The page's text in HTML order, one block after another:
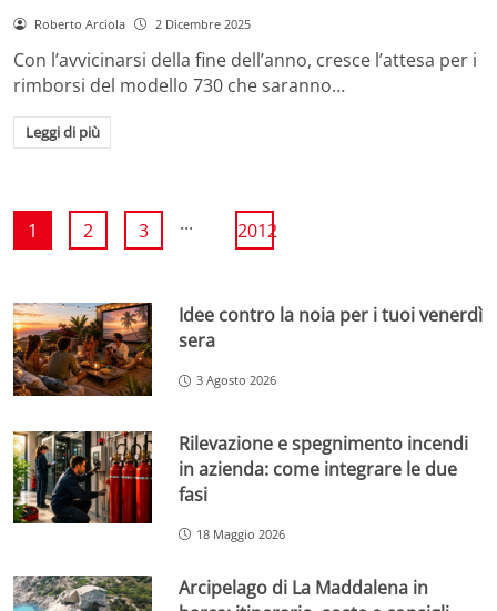
Roberto Arciola 2 Dicembre 2025
Con l’avvicinarsi della fine dell’anno, cresce l’attesa per i
rimborsi del modello 730 che saranno…
Leggi di più
1 2 3 ... 2012
Idee contro la noia per i tuoi venerdì
sera
3 Agosto 2026
Rilevazione e spegnimento incendi
in azienda: come integrare le due
fasi
18 Maggio 2026
Arcipelago di La Maddalena in